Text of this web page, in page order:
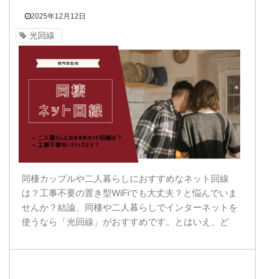
2025年12月12日
光回線
同棲カップルや二人暮らしにおすすめなネット回線
は？工事不要の置き型WiFiでも大丈夫？と悩んでいま
せんか？結論、同棲や二人暮らしでインターネットを
使うなら「光回線」がおすすめです。とはいえ、ど